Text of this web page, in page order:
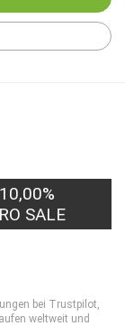
10,00%
SALE
bei Trustpilot,
weltweit und